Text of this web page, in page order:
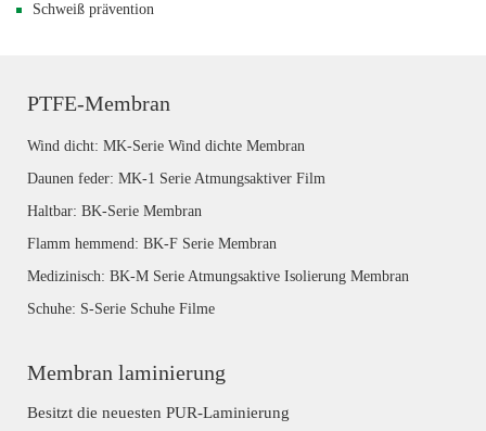
Schweiß prävention
PTFE-Membran
Wind dicht: MK-Serie Wind dichte Membran
Daunen feder: MK-1 Serie Atmungsaktiver Film
Haltbar: BK-Serie Membran
Flamm hemmend: BK-F Serie Membran
Medizinisch: BK-M Serie Atmungsaktive Isolierung Membran
Schuhe: S-Serie Schuhe Filme
Membran laminierung
Besitzt die neuesten PUR-Laminierung